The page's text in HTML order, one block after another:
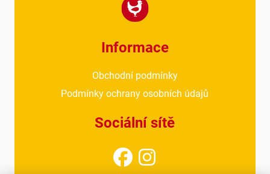
Informace
Obchodní podmínky
Podmínky ochrany osobních údajů
Sociální sítě